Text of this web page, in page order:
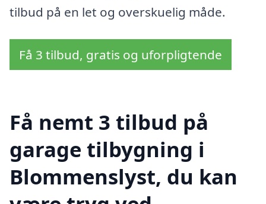
tilbud på en let og overskuelig måde.
Få 3 tilbud, gratis og uforpligtende
Få nemt 3 tilbud på
garage tilbygning i
Blommenslyst, du kan